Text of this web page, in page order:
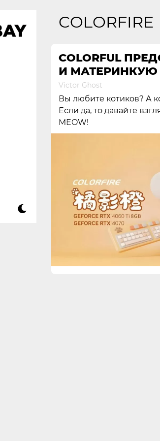
COLORFIRE
COLORFUL
И МАТЕРИНКУЮ
Victor Ghost
Вы любите котиков? А
Если да, то давайте
MEOW!